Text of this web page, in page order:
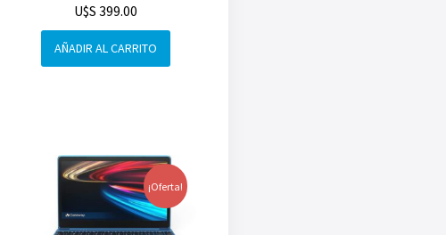
U$S 399.00
AÑADIR AL CARRITO
¡Oferta!